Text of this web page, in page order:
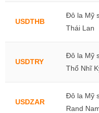
USDTHB
Đô la Mỹ
Thái Lan
USDTRY
Đô la Mỹ
Thổ Nhĩ
USDZAR
Đô la Mỹ
Rand